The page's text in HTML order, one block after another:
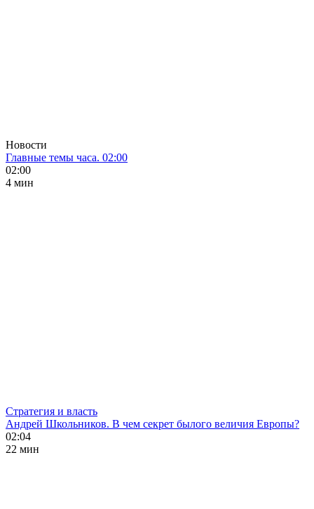
Новости
Главные темы часа. 02:00
02:00
4 мин
Стратегия и власть
Андрей Школьников. В чем секрет былого величия Европы?
02:04
22 мин